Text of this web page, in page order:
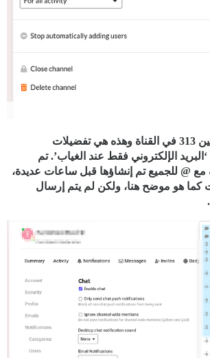
2. اخترت عضوًا من بين 313 في القناة وهذه هي تفضيلات
الإلكتروني فقط عند الغياب’. تم
@ للجميع تم إنشاؤها قبل ساعات عديدة،
كما هو موضح هنا، ولكن لم يتم إرسال